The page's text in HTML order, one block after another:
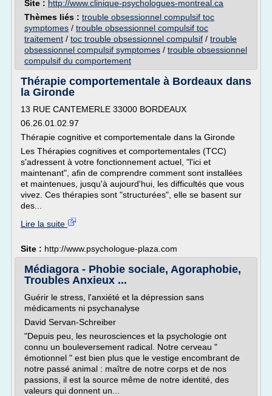
Site : http://www.clinique-psychologues-montreal.ca
Thèmes liés : trouble obsessionnel compulsif toc
symptomes / trouble obsessionnel compulsif toc
traitement / toc trouble obsessionnel compulsif / trouble
obsessionnel compulsif symptomes / trouble obsessionnel
compulsif du comportement
Thérapie comportementale à Bordeaux dans
la Gironde
13 RUE CANTEMERLE 33000 BORDEAUX
06.26.01.02.97
Thérapie cognitive et comportementale dans la Gironde
Les Thérapies cognitives et comportementales (TCC)
s'adressent à votre fonctionnement actuel, "l'ici et
maintenant", afin de comprendre comment sont installées
et maintenues, jusqu'à aujourd'hui, les difficultés que vous
vivez. Ces thérapies sont "structurées", elle se basent sur
des...
Lire la suite
Site : http://www.psychologue-plaza.com
Médiagora - Phobie sociale, Agoraphobie,
Troubles Anxieux ...
Guérir le stress, l'anxiété et la dépression sans
médicaments ni psychanalyse
David Servan-Schreiber
"Depuis peu, les neurosciences et la psychologie ont
connu un bouleversement radical. Notre cerveau "
émotionnel " est bien plus que le vestige encombrant de
notre passé animal : maître de notre corps et de nos
passions, il est la source même de notre identité, des
valeurs qui donnent un...